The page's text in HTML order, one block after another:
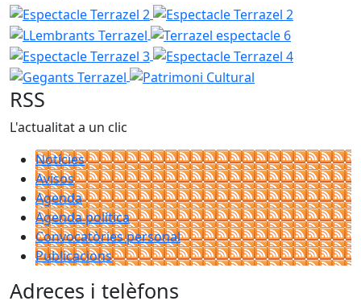
Espectacle Terrazel 2 Espectacle Terrazel 2
Terrazel espectacle 6
Espectacle
Espectacle Terrazel 4
Gegants
Patrimoni Cultural
RSS
L'actualitat a un clic
Notícies
Avisos
Agenda
Agenda política
Convocatòries personal
Publicacions
Adreces i telèfons